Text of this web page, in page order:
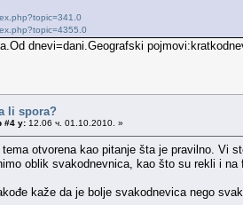
dnevi=dani.Geografski
li spora?
#4 у: 12.06 ч. 01.10.2010. »
otvorena kao pitanje šta je pravilno. Vi
oblik svakodnevnica, kao što su rekli i na
kaže da je bolje svakodnevica nego